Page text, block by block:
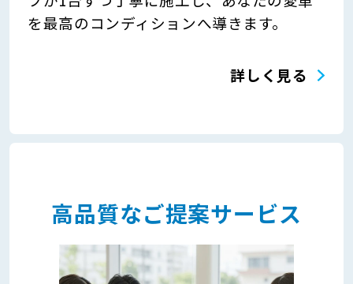
を最高のコンディションへ導きます。
詳しく見る
高品質なご提案サービス